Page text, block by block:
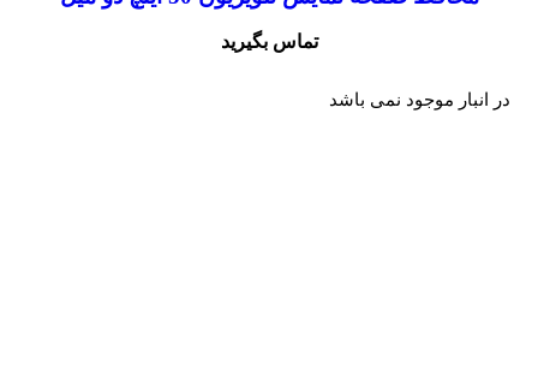
تماس بگیرید
در انبار موجود نمی باشد